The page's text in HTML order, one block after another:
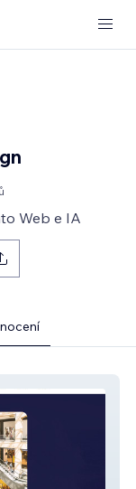
Web e IA